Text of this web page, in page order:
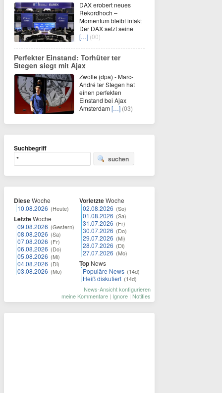
DAX erobert neues
Rekordhoch –
Momentum bleibt intakt
Der DAX setzt seine
[…] (00)
Perfekter Einstand: Torhüter ter
Stegen siegt mit Ajax
Zwolle (dpa) - Marc-
André ter Stegen hat
einen perfekten
Einstand bei Ajax
Amsterdam[…] (03)
Suchbegriff
suchen
DieseWoche
10.08.2026 (Heute)
LetzteWoche
09.08.2026 (Gestern)
08.08.2026 (Sa)
07.08.2026 (Fr)
06.08.2026 (Do)
05.08.2026 (Mi)
04.08.2026 (Di)
03.08.2026 (Mo)
VorletzteWoche
02.08.2026 (So)
01.08.2026 (Sa)
31.07.2026 (Fr)
30.07.2026 (Do)
29.07.2026 (Mi)
28.07.2026 (Di)
27.07.2026 (Mo)
Top News
Populäre News (14d)
Heiß diskutiert (14d)
News-Ansicht konfigurieren
meine Kommentare | Ignore | Notifies